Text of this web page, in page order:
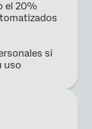
el 20%
si
uso